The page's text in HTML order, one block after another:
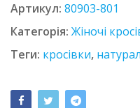
Артикул: 80903-801
Категорія: Жіночі
Теги: кросівки,